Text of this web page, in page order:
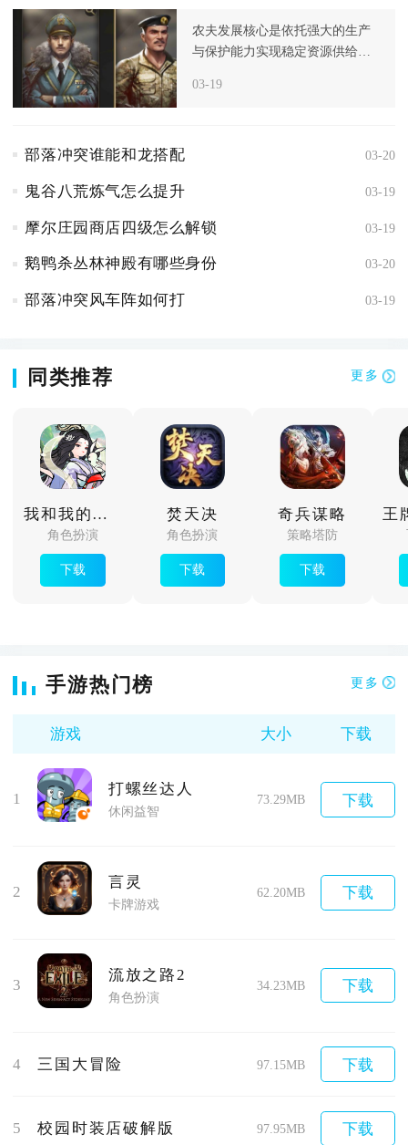
农夫发展核心是依托强大的生产
与保护能力实现稳定资源供给，
源和食
03-19
部落冲突谁能和龙搭配 03-20
鬼谷八荒炼气怎么提升 03-19
摩尔庄园商店四级怎么解锁 03-19
鹅鸭杀丛林神殿有哪些身份 03-20
部落冲突风车阵如何打 03-19
同类推荐 更多
我和我的天宫
角色扮演
下载
焚天决
角色扮演
下载
奇兵谋略
策略塔防
下载
手游热门榜 更多
游戏 大小 下载
1
打螺丝达人
休闲益智
73.29MB 下载
2
言灵
卡牌游戏
62.20MB 下载
3
流放之路2
角色扮演
34.23MB 下载
4 三国大冒险 97.15MB 下载
5 校园时装店破解版 97.95MB 下载